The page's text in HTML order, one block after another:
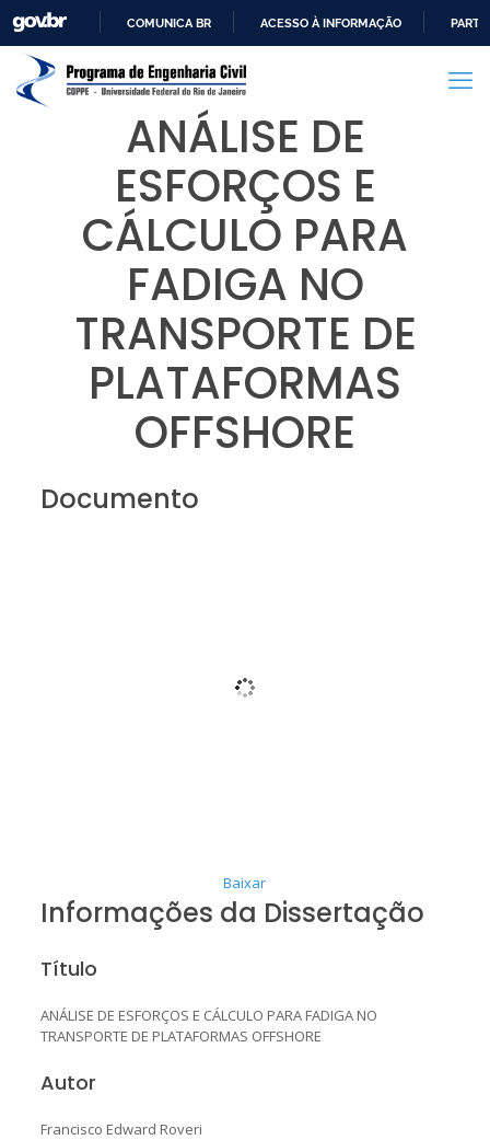
PARA
CONTEÚDO
COMUNICA BR ACESSO À INFORMAÇÃO
ANÁLISE DE
ESFORÇOS E
CÁLCULO PARA
FADIGA NO
TRANSPORTE DE
PLATAFORMAS
OFFSHORE
Documento
Baixar
Informações da Dissertação
Título
ANÁLISE DE ESFORÇOS E CÁLCULO PARA FADIGA NO
TRANSPORTE DE PLATAFORMAS OFFSHORE
Autor
Francisco Edward Roveri